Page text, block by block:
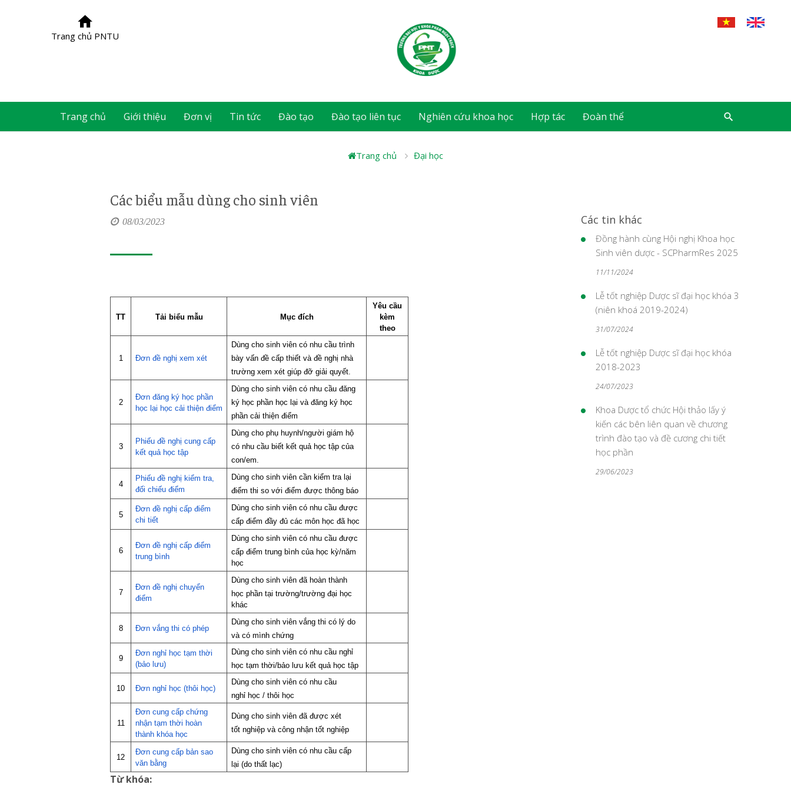
Trang chủ PNTU
Trang chủ Giới thiệu Đơn vị Tin tức Đào tạo Đào tạo liên tục Nghiên cứu khoa học Hợp tác Đoàn thể
Trang chủ Đại học
Các biểu mẫu dùng cho sinh viên
08/03/2023
TT Tải biểu mẫu Mục đích
Yêu cầu
kèm
theo
1 Đơn đề nghị xem xét
Dùng cho sinh viên có nhu cầu trình
bày vấn đề cấp thiết và đề nghị nhà
trường xem xét giúp đỡ giải quyết.
2
Đơn đăng ký học phần
học lại học cải thiện điểm
Dùng cho sinh viên có nhu cầu đăng
ký học phần học lại và đăng ký học
phần cải thiện điểm
3
Phiếu đề nghị cung cấp
kết quả học tập
Dùng cho phụ huynh/người giám hộ
có nhu cầu biết kết quả học tập của
con/em.
4
Phiếu đề nghị kiểm tra,
đối chiếu điểm
Dùng cho sinh viên cần kiểm tra lại
điểm thi so với điểm được thông báo
5
Đơn đề nghị cấp điểm
chi tiết
Dùng cho sinh viên có nhu cầu được
cấp điểm đầy đủ các môn học đã học
6
Đơn đề nghị cấp điểm
trung bình
Dùng cho sinh viên có nhu cầu được
cấp điểm trung bình của học kỳ/năm
học
7
Đơn đề nghị chuyển
điểm
Dùng cho sinh viên đã hoàn thành
học phần tại trường/trường đại học
khác
8 Đơn vắng thi có phép
Dùng cho sinh viên vắng thi có lý do
và có mình chứng
9
Đơn nghỉ học tạm thời
(bảo lưu)
Dùng cho sinh viên có nhu cầu nghỉ
học tạm thời/bảo lưu kết quả học tập
10 Đơn nghỉ học (thôi học)
Dùng cho sinh viên có nhu cầu
nghỉ học / thôi học
11
Đơn cung cấp chứng
nhận tạm thời hoàn
thành khóa học
Dùng cho sinh viên đã được xét
tốt nghiệp và công nhận tốt nghiệp
12
Đơn cung cấp bản sao
văn bằng
Dùng cho sinh viên có nhu cầu cấp
lại (do thất lạc)
Từ khóa:
Các tin khác
Đồng hành cùng Hội nghị Khoa học
Sinh viên dược - SCPharmRes 2025
11/11/2024
Lễ tốt nghiệp Dược sĩ đại học khóa 3
(niên khoá 2019-2024)
31/07/2024
Lễ tốt nghiệp Dược sĩ đại học khóa
2018-2023
24/07/2023
Khoa Dược tổ chức Hội thảo lấy ý
kiến các bên liên quan về chương
trình đào tạo và đề cương chi tiết
học phần
29/06/2023